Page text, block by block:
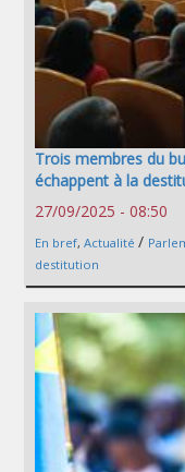
Trois membres du
échappent à la
27/09/2025 - 08:50
En bref, Actualité /
destitution